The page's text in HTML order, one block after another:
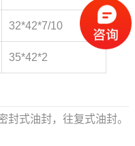
32*42*7/10
35*42*2
封式油封，往复式油封。